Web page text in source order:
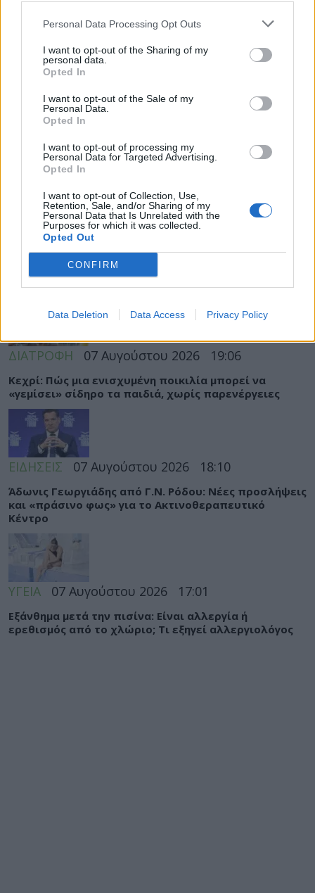
Personal Data Processing Opt Outs
I want to opt-out of the Sharing of my
personal data.
Opted In
I want to opt-out of the Sale of my
Personal Data.
Opted In
I want to opt-out of processing my
Personal Data for Targeted Advertising.
Opted In
I want to opt-out of Collection, Use,
Retention, Sale, and/or Sharing of my
Personal Data that Is Unrelated with the
Purposes for which it was collected.
Opted Out
CONFIRM
Data Deletion Data Access Privacy Policy
ΡΟΗ ΕΙΔΗΣΕΩΝ
ΔΙΑΤΡΟΦΗ 07 Αυγούστου 2026 19:06
Κεχρί: Πώς μια ενισχυμένη ποικιλία μπορεί να
«γεμίσει» σίδηρο τα παιδιά, χωρίς παρενέργειες
ΕΙΔΗΣΕΙΣ 07 Αυγούστου 2026 18:10
Άδωνις Γεωργιάδης από Γ.Ν. Ρόδου: Νέες προσλήψεις
και «πράσινο φως» για το Ακτινοθεραπευτικό
Κέντρο
ΥΓΕΙΑ 07 Αυγούστου 2026 17:01
Εξάνθημα μετά την πισίνα: Είναι αλλεργία ή
ερεθισμός από το χλώριο; Τι εξηγεί αλλεργιολόγος